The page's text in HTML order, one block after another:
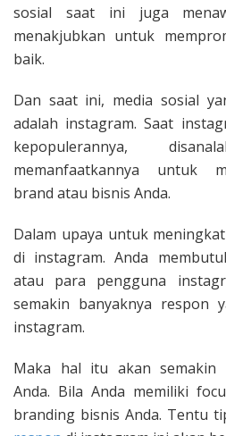
sosial saat ini juga
menakjubkan untuk
baik.
Dan saat ini, media sosial
adalah instagram. Saat
kepopulerannya,
memanfaatkannya untuk
brand atau bisnis Anda.
Dalam upaya untuk
di instagram. Anda
atau para pengguna
semakin banyaknya respon
instagram.
Maka hal itu akan semakin
Anda. Bila Anda memiliki
branding bisnis Anda. Tentu